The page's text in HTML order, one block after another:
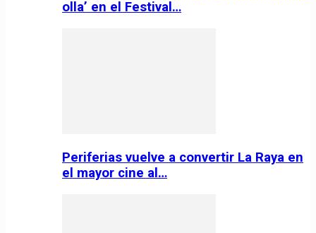
olla’ en el Festival…
Periferias vuelve a convertir La Raya en
el mayor cine al…